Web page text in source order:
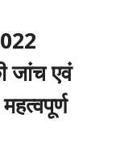
जांच एवं